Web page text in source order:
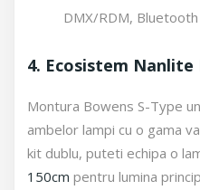
DMX/RDM, Bluetooth
4. Ecosistem Nanlite
Montura Bowens S-Type
ambelor lampi cu o gama
kit dublu, puteti echipa o
150cm pentru lumina